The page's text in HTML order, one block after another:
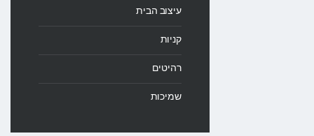
עיצוב הבית
קניות
רהיטים
שמיכות